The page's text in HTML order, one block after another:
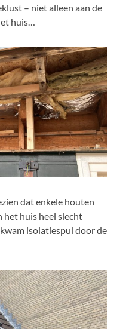
– niet alleen aan de
huis…
dat enkele houten
het huis heel slecht
isolatiespul door de